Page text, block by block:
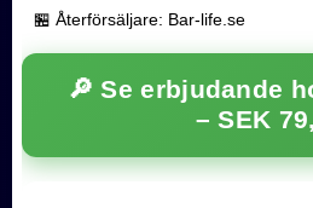
🏪 Återförsäljare: Bar-life.se
🔎 Se erbjudande
–SEK